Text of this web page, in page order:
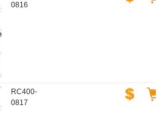
0816
RC400-
0817